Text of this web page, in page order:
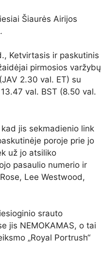
Šiaurės Airijos
Ketvirtasis ir paskutinis
pirmosios varžybų
2.30 val. ET) su
val. BST (8.50 val.
jis sekmadienio link
poroje prie jo
už jo atsiliko
pasaulio numerio ir
Lee Westwood,
srauto
jis NEMOKAMAS, o tai
„Royal Portrush“